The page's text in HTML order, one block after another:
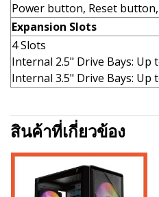
Power button, Reset button,
Expansion Slots
4 Slots
Internal 2.5" Drive Bays: Up
Internal 3.5" Drive Bays: Up
สินค้าที่เกี่ยวข้อง